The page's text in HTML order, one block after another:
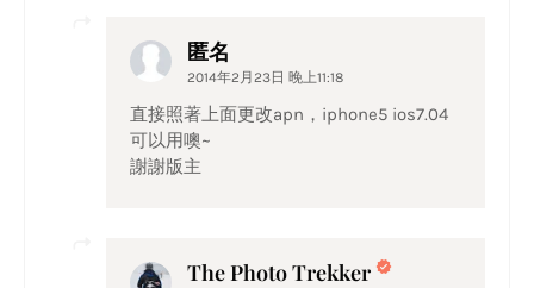
匿名
2014年2月23日 晚上11:18
直接照著上面更改apn，iphone5 ios7.04
可以用噢~
謝謝版主
The Photo Trekker